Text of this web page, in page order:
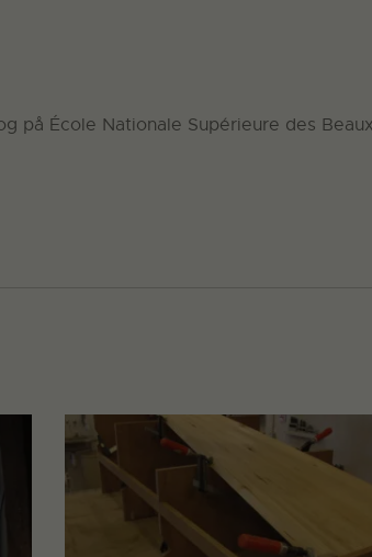
på École Nationale Supérieure des